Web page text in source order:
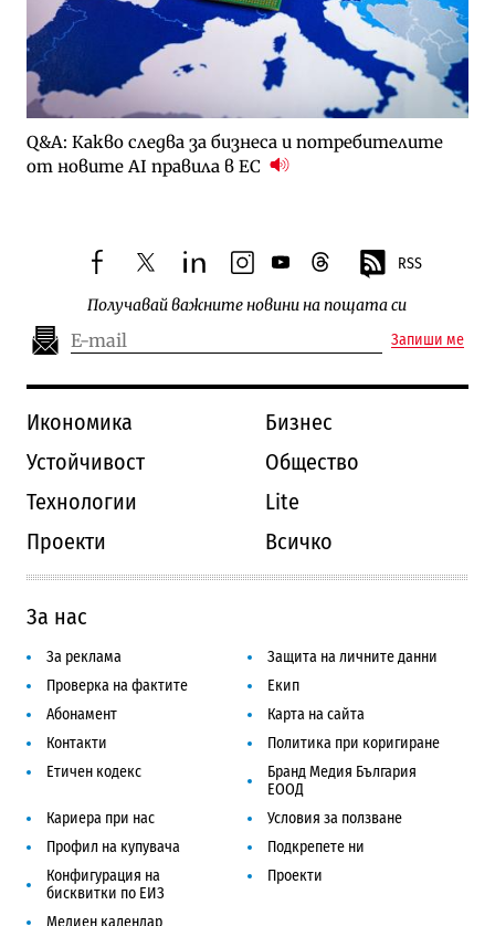
Q&A: Какво следва за бизнеса и потребителите
от новите AI правила в ЕС
facebooktwitterlinkedininstagram
youtubethreads RSS
Получавай важните новини на пощата си
Запиши ме
Икономика
Бизнес
Устойчивост
Общество
Технологии
Lite
Проекти
Всичко
За нас
За реклама
Защита на личните данни
Проверка на фактите
Екип
Абонамент
Карта на сайта
Контакти
Политика при коригиране
Етичен кодекс
Бранд Медия България
ЕООД
Кариера при нас
Условия за ползване
Профил на купувача
Подкрепете ни
Конфигурация на
бисквитки по ЕИЗ
Проекти
Медиен календар